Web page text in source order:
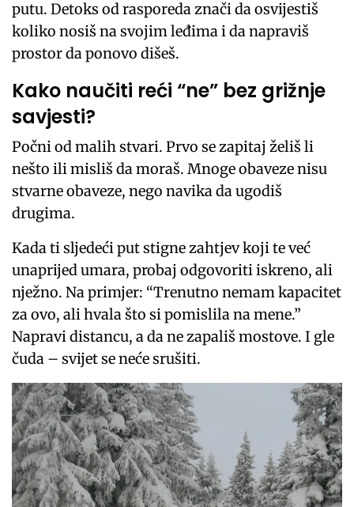
putu. Detoks od rasporeda znači da osvijestiš
koliko nosiš na svojim leđima i da napraviš
prostor da ponovo dišeš.
Kako naučiti reći “ne” bez grižnje
savjesti?
Počni od malih stvari. Prvo se zapitaj želiš li
nešto ili misliš da moraš. Mnoge obaveze nisu
stvarne obaveze, nego navika da ugodiš
drugima.
Kada ti sljedeći put stigne zahtjev koji te već
unaprijed umara, probaj odgovoriti iskreno, ali
nježno. Na primjer: “Trenutno nemam kapacitet
za ovo, ali hvala što si pomislila na mene.”
Napravi distancu, a da ne zapališ mostove. I gle
čuda – svijet se neće srušiti.